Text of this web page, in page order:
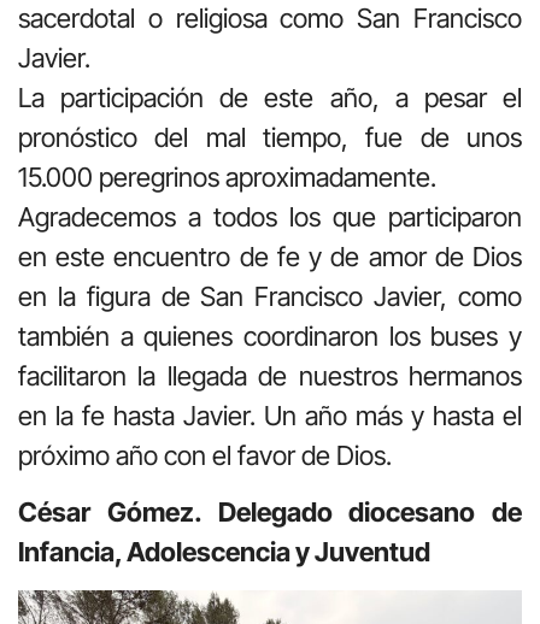
sacerdotal o religiosa como San Francisco
Javier.
La participación de este año, a pesar el
pronóstico del mal tiempo, fue de unos
15.000 peregrinos aproximadamente.
Agradecemos a todos los que participaron
en este encuentro de fe y de amor de Dios
en la figura de San Francisco Javier, como
también a quienes coordinaron los buses y
facilitaron la llegada de nuestros hermanos
en la fe hasta Javier. Un año más y hasta el
próximo año con el favor de Dios.
César Gómez. Delegado diocesano de
Infancia, Adolescencia y Juventud